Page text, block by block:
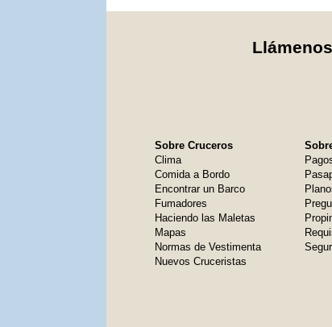
Sobre Cruceros
Clima
Comida a Bordo
Encontrar un Barco
Fumadores
Haciendo las Maletas
Mapas
Normas de Vestimenta
Nuevos Cruceristas